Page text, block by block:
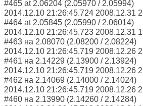
#465 at 2.06204 (2.05970 / 2.05994)
2014.12.10 21:26:45.724 2008.12.31
#464 at 2.05845 (2.05990 / 2.06014)
2014.12.10 21:26:45.723 2008.12.31
#463 на 2.08070 (2.08200 / 2.08224)
2014.12.10 21:26:45.719 2008.12.26
#461 на 2.14229 (2.13900 / 2.13924)
2014.12.10 21:26:45.719 2008.12.26
#462 на 2.14069 (2.14000 / 2.14024)
2014.12.10 21:26:45.719 2008.12.26
#460 на 2.13990 (2.14260 / 2.14284)